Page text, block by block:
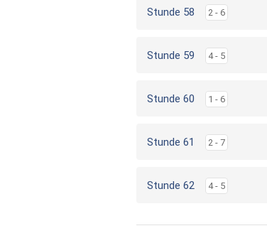
Stunde 58 2 - 6
Stunde 59 4 - 5
Stunde 60 1 - 6
Stunde 61 2 - 7
Stunde 62 4 - 5